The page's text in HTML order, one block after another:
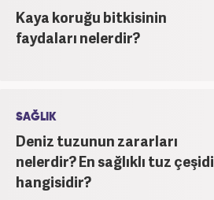
Kaya koruğu bitkisinin
faydaları nelerdir?
SAĞLIK
Deniz tuzunun zararları
nelerdir? En sağlıklı tuz çeşidi
hangisidir?